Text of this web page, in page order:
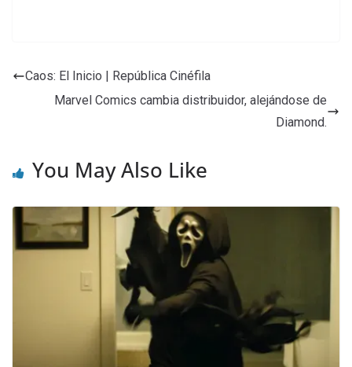
Caos: El Inicio | República Cinéfila
Marvel Comics cambia distribuidor, alejándose de
Diamond.
You May Also Like